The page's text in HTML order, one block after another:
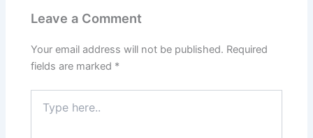
Leave a Comment
Your email address will not be published. Required
fields are marked *
here..